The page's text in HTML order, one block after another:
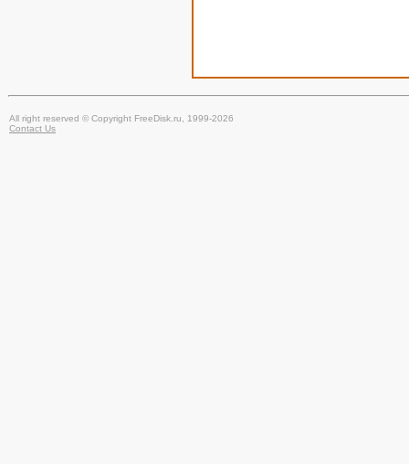
All right reserved © Copyright FreeDisk.ru, 1999-2026
Contact Us